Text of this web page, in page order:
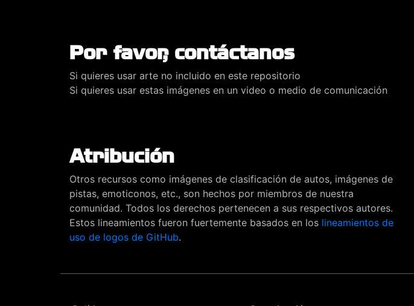
Por favor, contáctanos
Si quieres usar arte no incluido en este repositorio
Si quieres usar estas imágenes en un video o medio de comunicación
Atribución
Otros recursos como imágenes de clasificación de autos, imágenes de
pistas, emoticonos, etc., son hechos por miembros de nuestra
comunidad. Todos los derechos pertenecen a sus respectivos autores.
Estos lineamientos fueron fuertemente basados en los lineamientos de
uso de logos de GitHub.